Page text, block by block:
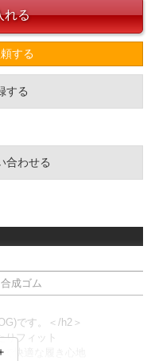
する
する
合わせる
成ゴム
です。＜/h2＞
りフィット
快適な履き心地